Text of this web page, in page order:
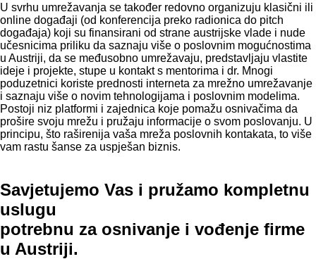
U svrhu umrežavanja se također redovno organizuju klasični ili
online događaji (od konferencija preko radionica do pitch
događaja) koji su finansirani od strane austrijske vlade i nude
učesnicima priliku da saznaju više o poslovnim mogućnostima
u Austriji, da se međusobno umrežavaju, predstavljaju vlastite
ideje i projekte, stupe u kontakt s mentorima i dr. Mnogi
poduzetnici koriste prednosti interneta za mrežno umrežavanje
i saznaju više o novim tehnologijama i poslovnim modelima.
Postoji niz platformi i zajednica koje pomažu osnivačima da
prošire svoju mrežu i pružaju informacije o svom poslovanju. U
principu, što raširenija vaša mreža poslovnih kontakata, to više
vam rastu šanse za uspješan biznis.
Savjetujemo Vas i pružamo kompletnu
uslugu
potrebnu za osnivanje i vođenje firme
u Austriji.